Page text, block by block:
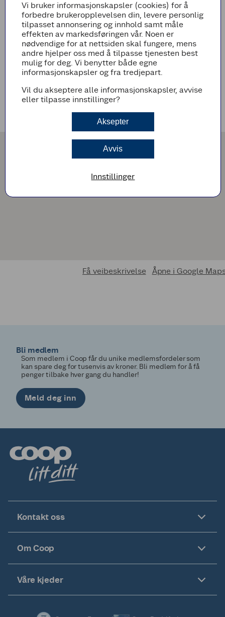
Lørdag 08:00 - 20:00
Søndag
Avvikende åpningstider
Det er ingen avvikende åpningstider i nærmeste fremtid
Få veibeskrivelse Åpne i Google
Bli medlem
Som medlem i Coop får du unike medlemsfordeler som
kan spare deg for tusenvis av kroner. Bli medlem for å få
penger tilbake hver gang du handler!
Meld deg inn
Kontakt oss
Om Coop
Våre kjeder
Vi bruker informasjonskapsler (cookies) for å
forbedre brukeropplevelsen din, levere personlig
tilpasset annonsering og innhold samt måle
effekten av markedsføringen vår. Noen er
nødvendige for at nettsiden skal fungere, mens
andre hjelper oss med å tilpasse tjenesten best
mulig for deg. Vi benytter både egne
informasjonskapsler og fra tredjepart.
Vil du akseptere alle informasjonskapsler, avvise
eller tilpasse innstillinger?
Aksepter
Avvis
Innstillinger